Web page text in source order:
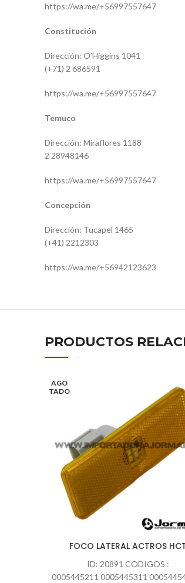
https://wa.me/+56997557647
Constitución
Dirección: O’Higgins 1041
(+71) 2 686591
https://wa.me/+56997557647
Temuco
Dirección: Miraflores 1188
2 28948146
https://wa.me/+56997557647
Concepción
Dirección: Tucapel 1465
(+41) 2212303
https://wa.me/+56942123623
PRODUCTOS
AGO
TADO
FOCO LATERAL ACTROS
ID: 20891 CODIGOS :
0005445211 0005445311